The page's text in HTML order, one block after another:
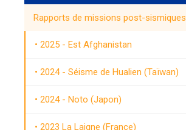
Rapports de missions post-sismiques
2025 - Est Afghanistan
2024 - Séisme de Hualien (Taïwan)
2024 - Noto (Japon)
2023 La Laigne (France)